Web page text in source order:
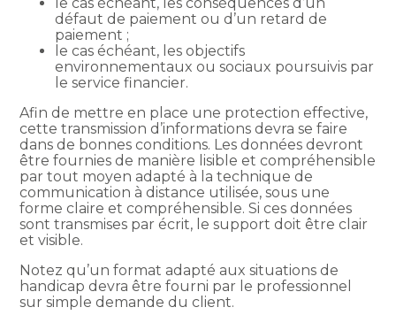
le cas échéant, les conséquences d’un
défaut de paiement ou d’un retard de
paiement ;
le cas échéant, les objectifs
environnementaux ou sociaux poursuivis par
le service financier.
Afin de mettre en place une protection effective,
cette transmission d’informations devra se faire
dans de bonnes conditions. Les données devront
être fournies de manière lisible et compréhensible
par tout moyen adapté à la technique de
communication à distance utilisée, sous une
forme claire et compréhensible. Si ces données
sont transmises par écrit, le support doit être clair
et visible.
Notez qu’un format adapté aux situations de
handicap devra être fourni par le professionnel
sur simple demande du client.